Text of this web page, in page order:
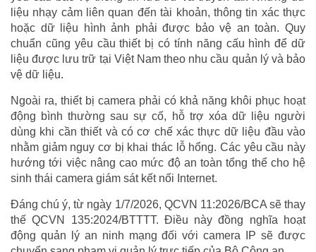
liệu nhạy cảm liên quan đến tài khoản, thông tin xác thực
hoặc dữ liệu hình ảnh phải được bảo vệ an toàn. Quy
chuẩn cũng yêu cầu thiết bị có tính năng cấu hình để dữ
liệu được lưu trữ tại Việt Nam theo nhu cầu quản lý và bảo
vệ dữ liệu.
Ngoài ra, thiết bị camera phải có khả năng khôi phục hoạt
động bình thường sau sự cố, hỗ trợ xóa dữ liệu người
dùng khi cần thiết và có cơ chế xác thực dữ liệu đầu vào
nhằm giảm nguy cơ bị khai thác lỗ hổng. Các yêu cầu này
hướng tới việc nâng cao mức độ an toàn tổng thể cho hệ
sinh thái camera giám sát kết nối Internet.
Đáng chú ý, từ ngày 1/7/2026, QCVN 11:2026/BCA sẽ thay
thế QCVN 135:2024/BTTTT. Điều này đồng nghĩa hoạt
động quản lý an ninh mạng đối với camera IP sẽ được